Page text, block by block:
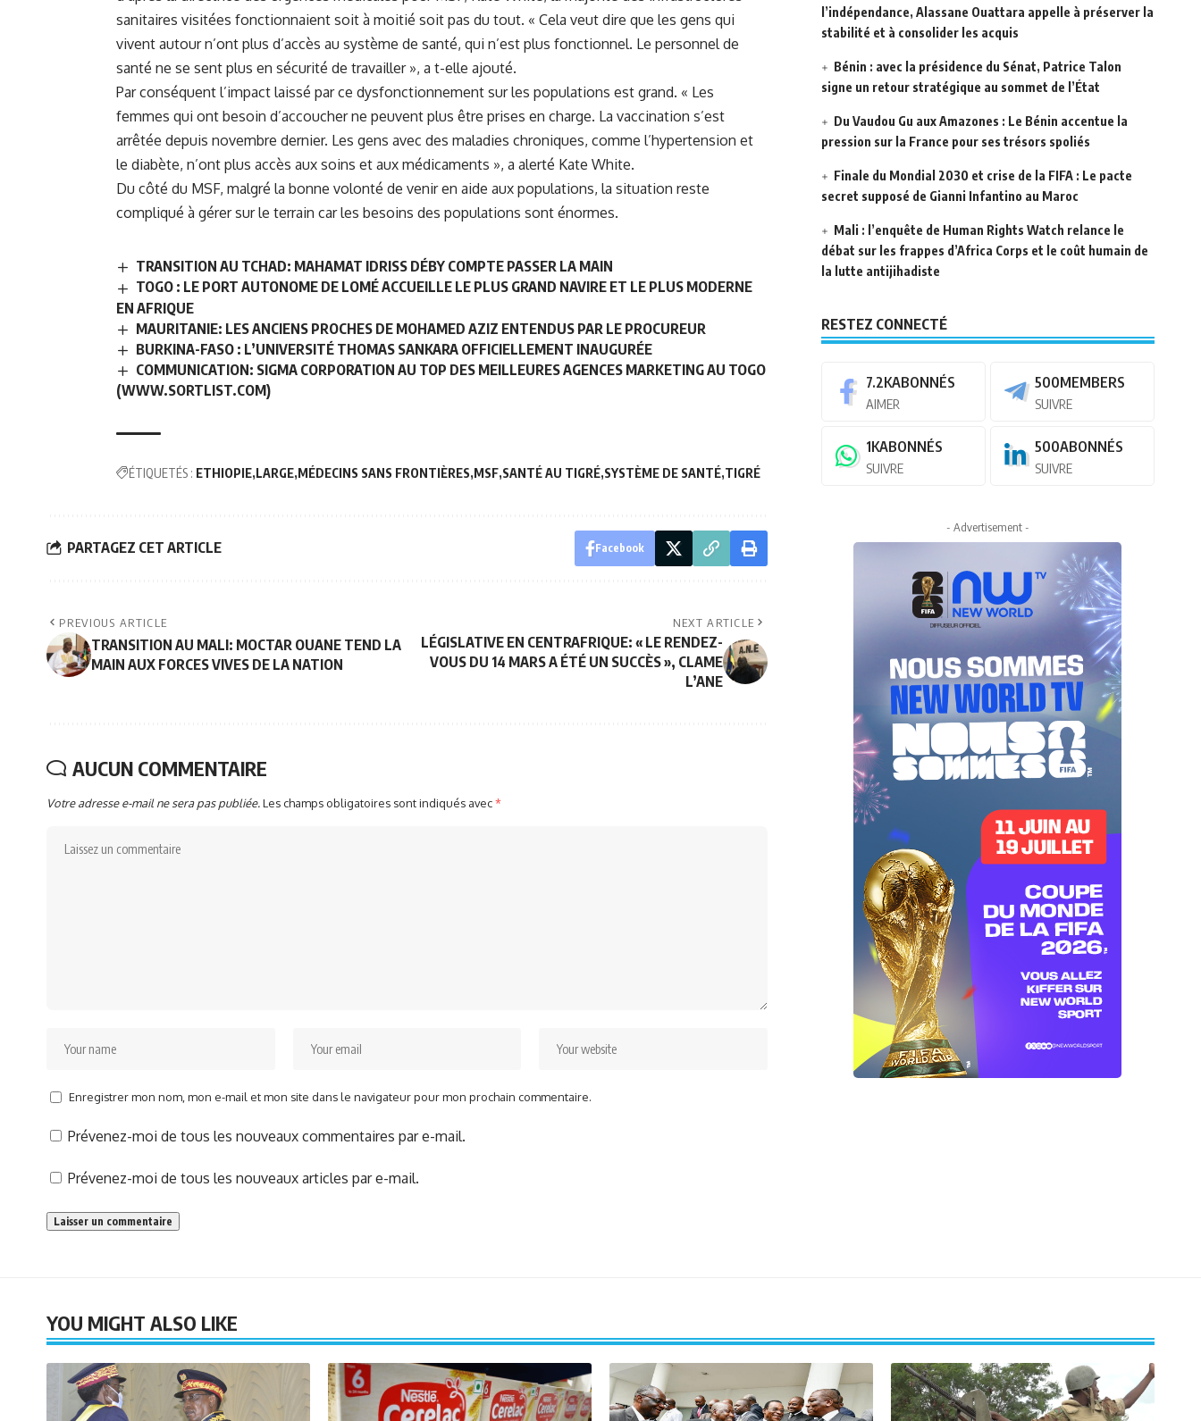
sanitaires visitées fonctionnaient soit à moitié soit pas du tout. « Cela veut dire que les gens qui
vivent autour n’ont plus d’accès au système de santé, qui n’est plus fonctionnel. Le personnel de
santé ne se sent plus en sécurité de travailler », a t-elle ajouté.
Par conséquent l’impact laissé par ce dysfonctionnement sur les populations est grand. « Les
femmes qui ont besoin d’accoucher ne peuvent plus être prises en charge. La vaccination s’est
arrêtée depuis novembre dernier. Les gens avec des maladies chroniques, comme l’hypertension et
le diabète, n’ont plus accès aux soins et aux médicaments », a alerté Kate White.
Du côté du MSF, malgré la bonne volonté de venir en aide aux populations, la situation reste
compliqué à gérer sur le terrain car les besoins des populations sont énormes.
TRANSITION AU TCHAD: MAHAMAT IDRISS DÉBY COMPTE PASSER LA MAIN
TOGO : LE PORT AUTONOME DE LOMÉ ACCUEILLE LE PLUS GRAND NAVIRE ET LE PLUS MODERNE
EN AFRIQUE
MAURITANIE: LES ANCIENS PROCHES DE MOHAMED AZIZ ENTENDUS PAR LE PROCUREUR
BURKINA-FASO : L’UNIVERSITÉ THOMAS SANKARA OFFICIELLEMENT INAUGURÉE
COMMUNICATION: SIGMA CORPORATION AU TOP DES MEILLEURES AGENCES MARKETING AU TOGO
(WWW.SORTLIST.COM)
ÉTIQUETÉS : ETHIOPIE LARGE MÉDECINS SANS FRONTIÈRES MSF SANTÉ AU TIGRÉ SYSTÈME DE SANTÉ TIGRÉ
PARTAGEZ CET ARTICLE Facebook
PREVIOUS ARTICLE
TRANSITION AU MALI: MOCTAR OUANE TEND LA
MAIN AUX FORCES VIVES DE LA NATION
NEXT ARTICLE
LÉGISLATIVE EN CENTRAFRIQUE: « LE RENDEZ-
VOUS DU 14 MARS A ÉTÉ UN SUCCÈS », CLAME
L’ANE
AUCUN COMMENTAIRE
Votre adresse e-mail ne sera pas publiée.Les champs obligatoires sont indiqués avec*
Enregistrer mon nom, mon e-mail et mon site dans le navigateur pour mon prochain commentaire.
Prévenez-moi de tous les nouveaux commentaires par e-mail.
Prévenez-moi de tous les nouveaux articles par e-mail.
l’indépendance, Alassane Ouattara appelle à préserver la
stabilité et à consolider les acquis
Bénin : avec la présidence du Sénat, Patrice Talon
signe un retour stratégique au sommet de l’État
Du Vaudou Gu aux Amazones : Le Bénin accentue la
pression sur la France pour ses trésors spoliés
Finale du Mondial 2030 et crise de la FIFA : Le pacte
secret supposé de Gianni Infantino au Maroc
Mali : l’enquête de Human Rights Watch relance le
débat sur les frappes d’Africa Corps et le coût humain de
la lutte antijihadiste
RESTEZ CONNECTÉ
7.2KABONNÉS
AIMER
500MEMBERS
SUIVRE
1KABONNÉS
SUIVRE
500ABONNÉS
SUIVRE
- Advertisement -
YOU MIGHT ALSO LIKE